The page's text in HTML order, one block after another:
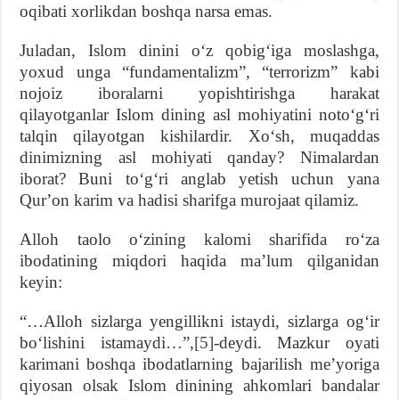
oqibati xorlikdan boshqa narsa emas.
Juladan, Islom dinini oʻz qobigʻiga moslashga,
yoxud unga “fundamentalizm”, “terrorizm” kabi
nojoiz iboralarni yopishtirishga harakat
qilayotganlar Islom dining asl mohiyatini notoʻgʻri
talqin qilayotgan kishilardir. Xoʻsh, muqaddas
dinimizning asl mohiyati qanday? Nimalardan
iborat? Buni toʻgʻri anglab yetish uchun yana
Qurʼon karim va hadisi sharifga murojaat qilamiz.
Alloh taolo oʻzining kalomi sharifida roʻza
ibodatining miqdori haqida maʼlum qilganidan
keyin:
“…Alloh sizlarga yengillikni istaydi, sizlarga ogʻir
boʻlishini istamaydi…”,[5]-deydi. Mazkur oyati
karimani boshqa ibodatlarning bajarilish meʼyoriga
qiyosan olsak Islom dinining ahkomlari bandalar